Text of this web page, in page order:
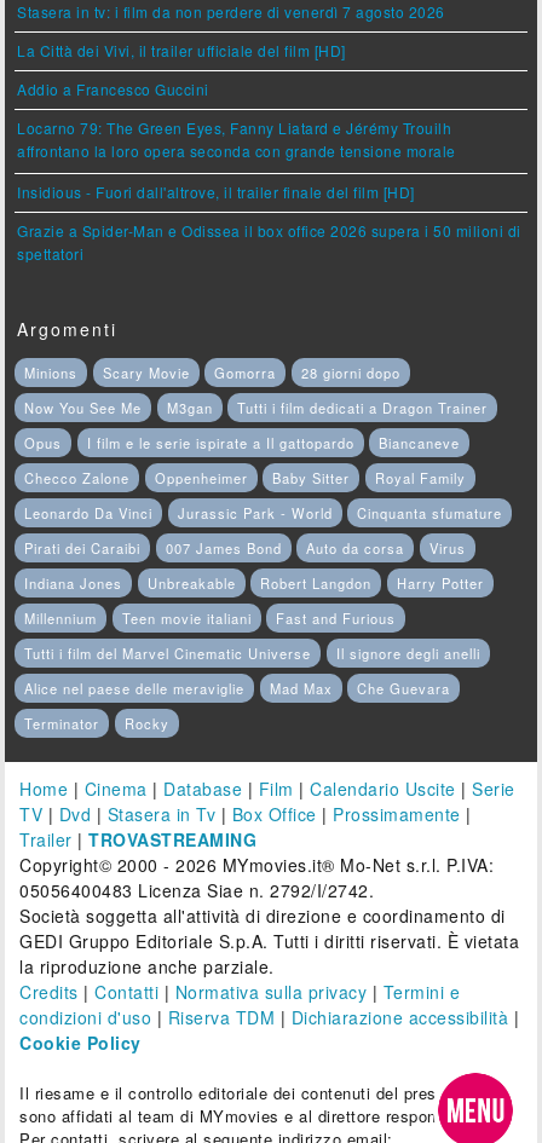
Stasera in tv: i film da non perdere di venerdì 7 agosto 2026
La Città dei Vivi, il trailer ufficiale del film [HD]
Addio a Francesco Guccini
Locarno 79: The Green Eyes, Fanny Liatard e Jérémy Trouilh
affrontano la loro opera seconda con grande tensione morale
Insidious - Fuori dall'altrove, il trailer finale del film [HD]
Grazie a Spider-Man e Odissea il box office 2026 supera i 50 milioni di
spettatori
Argomenti
Minions Scary Movie Gomorra
28 giorni dopo
Now You See Me
M3gan
Tutti i film dedicati a Dragon Trainer
Opus
I film e le serie ispirate a Il gattopardo
Biancaneve
Checco Zalone
Oppenheimer Baby Sitter
Royal Family
Leonardo Da Vinci
Jurassic Park - World
Cinquanta sfumature
Pirati dei Caraibi
007 James Bond Auto da corsa
Virus
Indiana Jones
Unbreakable Robert Langdon
Harry Potter
Millennium
Teen movie italiani
Fast and Furious
Tutti i film del Marvel Cinematic Universe
Il signore degli anelli
Alice nel paese delle meraviglie
Mad Max
Che Guevara
Terminator
Rocky
Home | Cinema | Database | Film |Calendario Uscite |Serie
TV | Dvd | Stasera in Tv | Box Office | Prossimamente |
Trailer |TROVASTREAMING
Copyright© 2000 - 2026 MYmovies.it® Mo-Net s.r.l. P.IVA:
05056400483 Licenza Siae n. 2792/I/2742.
Società soggetta all'attività di direzione e coordinamento di
GEDI Gruppo Editoriale S.p.A. Tutti i diritti riservati. È vietata
la riproduzione anche parziale.
Credits |Contatti | Normativa sulla privacy | Termini e
condizioni d'uso | Riserva TDM | Dichiarazione accessibilità |
Cookie Policy
Il riesame e il controllo editoriale dei contenuti del presente sito
sono affidati al team di MYmovies e al direttore responsabile.